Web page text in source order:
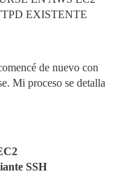
EXISTENTE
de nuevo con
Mi proceso se detalla
SSH